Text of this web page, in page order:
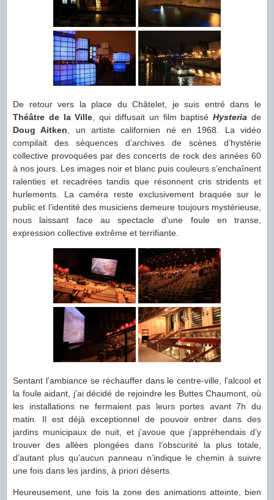
De retour vers la place du Châtelet, je suis entré dans le
Théâtre de la Ville , qui diffusait un film baptiséHysteria de
Doug Aitken , un artiste californien né en 1968. La vidéo
compilait des séquences d’archives de scènes d’hystérie
collective provoquées par des concerts de rock des années 60
à nos jours. Les images noir et blanc puis couleurs s’enchaînent
ralenties et recadrées tandis que résonnent cris stridents et
hurlements. La caméra reste exclusivement braquée sur le
public et l’identité des musiciens demeure toujours mystérieuse,
nous laissant face au spectacle d’une foule en transe,
expression collective extrême et terrifiante.
Sentant l’ambiance se réchauffer dans le centre-ville, l’alcool et
la foule aidant, j’ai décidé de rejoindre les Buttes Chaumont, où
les installations ne fermaient pas leurs portes avant 7h du
matin. Il est déjà exceptionnel de pouvoir entrer dans des
jardins municipaux de nuit, et j’avoue que j’appréhendais d’y
trouver des allées plongées dans l’obscurité la plus totale,
d’autant plus qu’aucun panneau n’indique le chemin à suivre
une fois dans les jardins, à priori déserts.
Heureusement, une fois la zone des animations atteinte, bien